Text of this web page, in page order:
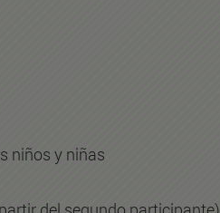
niños y niñas